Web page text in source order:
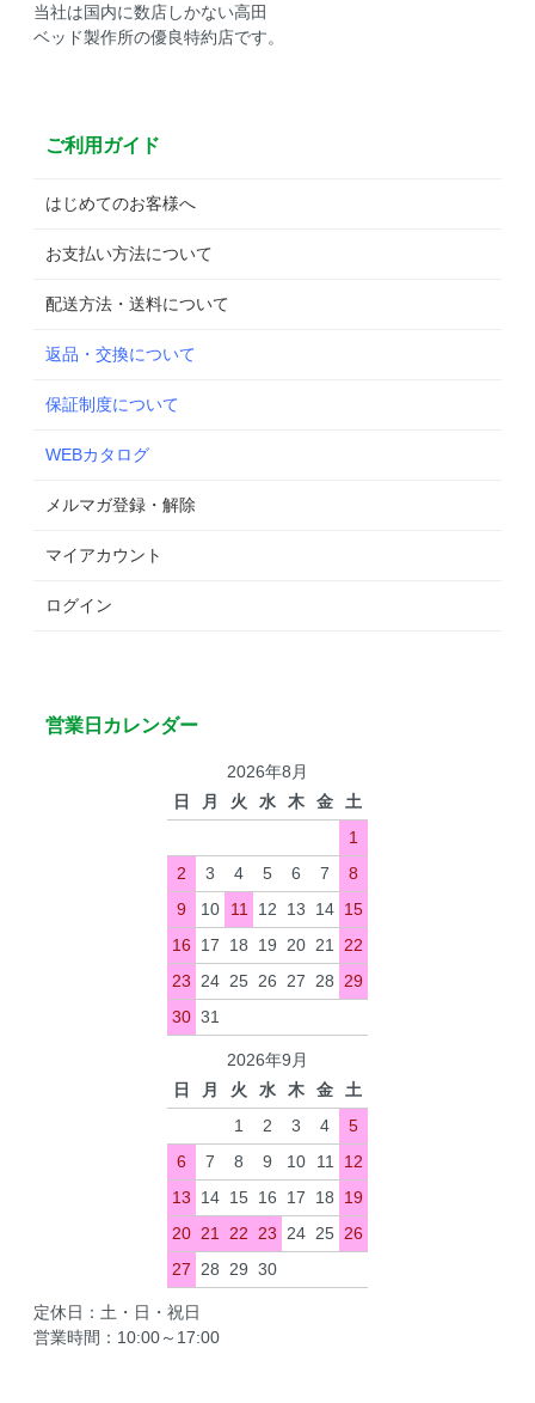
当社は国内に数店しかない高田
ベッド製作所の優良特約店です。
ご利用ガイド
はじめてのお客様へ
お支払い方法について
配送方法・送料について
返品・交換について
保証制度について
WEBカタログ
メルマガ登録・解除
マイアカウント
ログイン
営業日カレンダー
2026年8月
日
月 火 水 木 金
土
1
2
3 4 5 6 7
8
9
10 11 12 13 14 15
16 17 18 19 20 21
22
23
24 25 26 27 28
29
30 31
2026年9月
日
月 火 水 木 金
土
1
2 3 4
5
6
7 8 9 10 11
12
13
14 15 16 17 18
19
20 21 22 23 24 25 26
27
28 29 30
定休日：土・日・祝日
営業時間：10:00～17:00